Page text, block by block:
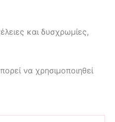
και δυσχρωμίες,
να χρησιμοποιηθεί